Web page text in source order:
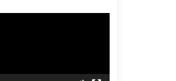
5 ans ago